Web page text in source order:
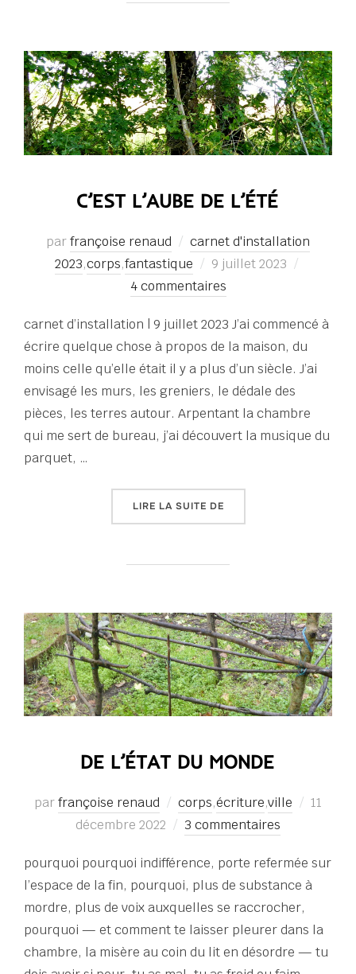
C’EST L’AUBE DE L’ÉTÉ
parfrançoise renaud
carnet d'installation
2023,corps,fantastique
Publié
le
9 juillet 2023
4 commentaires
carnet d’installation | 9 juillet 2023 J’ai commencé à
écrire quelque chose à propos de la maison, du
moins celle qu’elle était il y a plus d’un siècle. J’ai
envisagé les murs, les greniers, le dédale des
pièces, les terres autour. Arpentant la chambre
qui me sert de bureau, j’ai découvert la musique du
parquet, …
LIRE LA SUITE DE« C’EST L’AUBE DE L’ÉTÉ
DE L’ÉTAT DU MONDE
parfrançoise renaud corps,écriture,ville
Publié
11
décembre 2022
3 commentaires
pourquoi pourquoi indifférence, porte refermée sur
l’espace de la fin, pourquoi, plus de substance à
mordre, plus de voix auxquelles se raccrocher,
pourquoi — et comment te laisser pleurer dans la
chambre, la misère au coin du lit en désordre — tu